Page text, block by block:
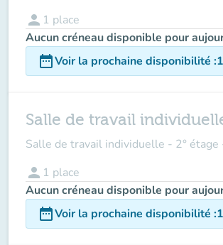
person 1 place
Aucun créneau disponible pour
date_rangeVoir la prochaine disponibilité :
Salle de travail
Salle de travail individuelle - 2°
person 1 place
Aucun créneau disponible pour
date_rangeVoir la prochaine disponibilité :